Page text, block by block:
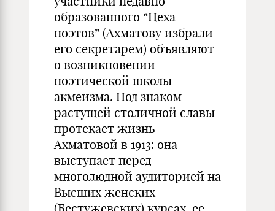
образованного “Цеха
поэтов” (Ахматову избрали
его секретарем) объявляют
о возникновении
поэтической школы
акмеизма. Под знаком
растущей столичной славы
протекает жизнь
Ахматовой в 1913: она
выступает перед
многолюдной аудиторией на
Высших женских